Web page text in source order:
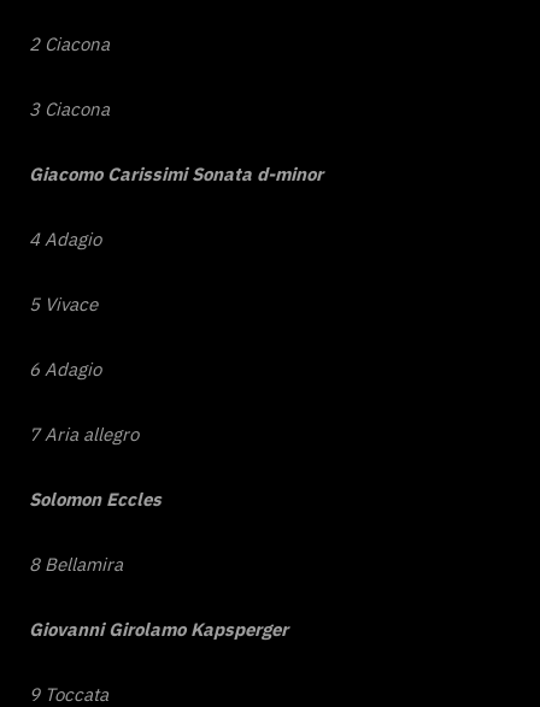
2 Ciacona
3 Ciacona
Giacomo CarissimiSonata d-minor
4 Adagio
5 Vivace
6 Adagio
7 Aria allegro
Solomon Eccles
8 Bellamira
Giovanni Girolamo Kapsperger
9 Toccata